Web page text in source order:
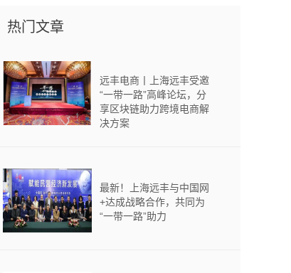
热门文章
远丰电商丨上海远丰受邀
“一带一路”高峰论坛，分
享区块链助力跨境电商解
决方案
最新！上海远丰与中国网
+达成战略合作，共同为
“一带一路”助力